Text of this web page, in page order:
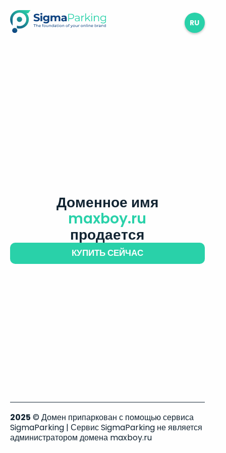
RU
Доменное имя
maxboy.ru
продается
КУПИТЬ СЕЙЧАС
2025 © Домен припаркован с помощью сервиса
SigmaParking | Сервис SigmaParking не является
администратором домена maxboy.ru